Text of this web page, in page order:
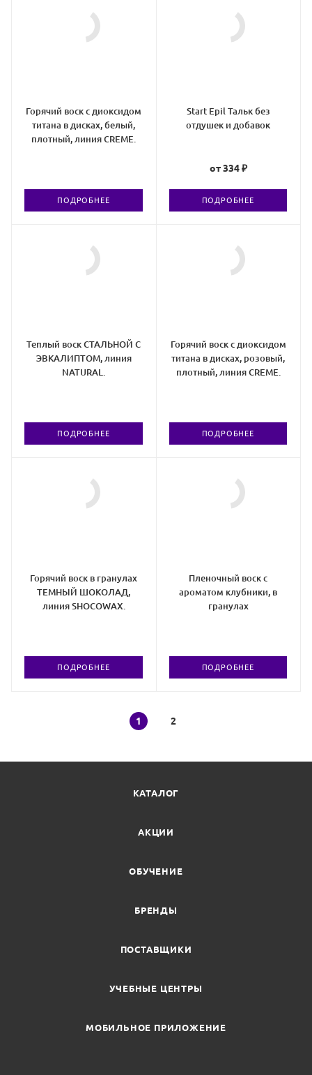
Горячий воск с диоксидом
титана в дисках, белый,
плотный, линия CREMЕ.
ПОДРОБНЕЕ
Start Epil Тальк без
отдушек и добавок
от334 ₽
ПОДРОБНЕЕ
Теплый воск СТАЛЬНОЙ С
ЭВКАЛИПТОМ, линия
NATURAL.
ПОДРОБНЕЕ
Горячий воск с диоксидом
титана в дисках, розовый,
плотный, линия CREMЕ.
ПОДРОБНЕЕ
Горячий воск в гранулах
ТЕМНЫЙ ШОКОЛАД,
линия SHOCOWAX.
ПОДРОБНЕЕ
Пленочный воск с
ароматом клубники, в
гранулах
ПОДРОБНЕЕ
1 2
КАТАЛОГ
АКЦИИ
ОБУЧЕНИЕ
БРЕНДЫ
ПОСТАВЩИКИ
УЧЕБНЫЕ ЦЕНТРЫ
МОБИЛЬНОЕ ПРИЛОЖЕНИЕ